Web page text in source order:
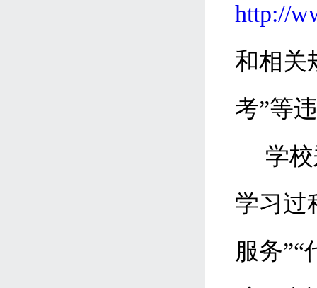
http://
和相关
考”等
学
学习过
服务”“